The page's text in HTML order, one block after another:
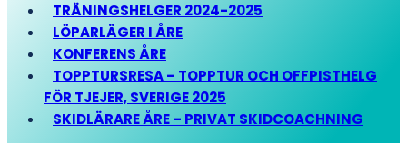
TRÄNINGSHELGER 2024-2025
LÖPARLÄGER I ÅRE
KONFERENS ÅRE
TOPPTURSRESA – TOPPTUR OCH OFFPISTHELG
FÖR TJEJER, SVERIGE 2025
SKIDLÄRARE ÅRE – PRIVAT SKIDCOACHNING